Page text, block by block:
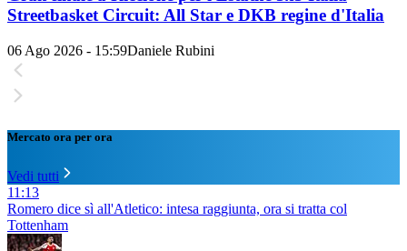
Streetbasket Circuit: All Star e DKB regine d'Italia
06 Ago 2026 - 15:59Daniele Rubini
Mercato ora per ora
Vedi tutti
11:13
Romero dice sì all'Atletico: intesa raggiunta, ora si tratta col
Tottenham